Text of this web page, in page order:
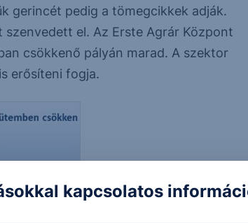
gerincét pedig a tömegcikkek adják.
el. Az Erste Agrár Központ
csökkenő pályán marad. A szektor
erősíteni fogja.
kapcsolatos